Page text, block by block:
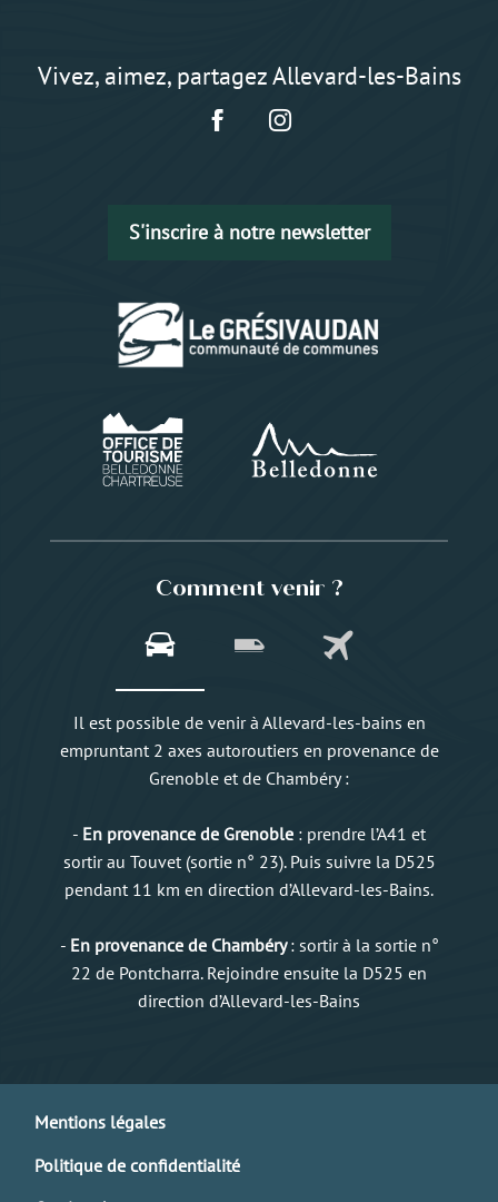
Vivez, aimez, partagez Allevard-les-Bains
S'inscrire à notre newsletter
Comment venir ?
Il est possible de venir à Allevard-les-bains en
empruntant 2 axes autoroutiers en provenance de
Grenoble et de Chambéry :
- En provenance de Grenoble : prendre l’A41 et
sortir au Touvet (sortie n° 23). Puis suivre la D525
pendant 11 km en direction d’Allevard-les-Bains.
- En provenance de Chambéry: sortir à la sortie n°
22 de Pontcharra. Rejoindre ensuite la D525 en
direction d’Allevard-les-Bains
Mentions légales
Politique de confidentialité